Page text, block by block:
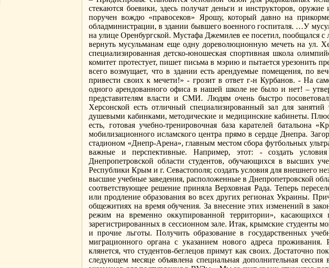
стекаются боевики, здесь получат деньги и инструкторов,
поручен вождю «правосеков» Ярошу, который давно на
обладминистрации, в здании бывшего военного госпиталя. …У
на улице Оренбургской. Мустафа Джемилев ее посетил, пообщался
вернуть мусульманам еще одну дореволюционную мечеть на ул.
специализированная детско-юношеская спортивная школа
комитет протестует, пишет письма в мэрию и пытается урезонить
всего возмущает, что в здании есть арендуемые помещения, по
привести своих к мечети!» - грозит в ответ г-н Курбанов. - На
одного арендованного офиса в нашей школе не было и нет! –
представителям власти и СМИ. Людям очень быстро
Херсонской есть отличный специализированный зал для
душевыми кабинками, методические и медицинские кабинеты.
есть, готовая учебно-тренировочная база карателей
мобилизационного исламского центра прямо в сердце Днепра.
стадионом «Днепр-Арена», главным местом сбора футбольных
важные и перспективные. Например, этот: - создать
Днепропетровской области студентов, обучающихся в высших
Республики Крым и г. Севастополя; создать условия для внешнего
высшие учебные заведения, расположенные в Днепропетровской
соответствующее решение приняла Верховная Рада. Теперь
или продление образования во всех других регионах Украины.
общежитиях на время обучения. За внесение этих изменений в
режим на временно оккупированной территории», касающихся
зарегистрированных в сессионном зале. Итак, крымские студенты
и прочие льготы. Получить образование в государственных
миграционного органа с указанием нового адреса проживания.
клянется, что студентов-беглецов примут как своих. Достаточно
следующем месяце объявлена специальная дополнительная